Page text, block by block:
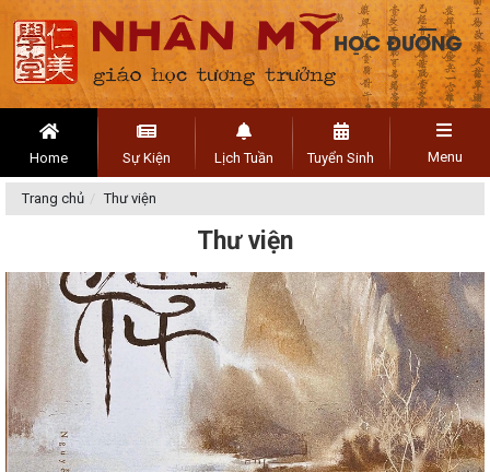
Home Sự Kiện Lịch Tuần Tuyển Sinh Menu
Trang chủ Thư viện
Thư viện